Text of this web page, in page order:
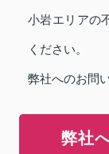
小岩エリアの
ください。
弊社へのお問
弊社